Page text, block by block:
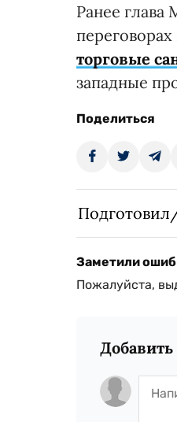
Ранее
торговые
западные
Поделиться
Заметили
Пожалуйста,